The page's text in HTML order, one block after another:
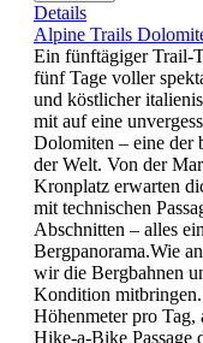
Details
Alpine Trails
Ein fünftägiger Trail-
fünf Tage voller
und köstlicher
mit auf eine
Dolomiten – eine der
der Welt. Von der
Kronplatz erwarten
mit technischen
Abschnitten – alles
Bergpanorama.Wie
wir die Bergbahnen
Kondition
Höhenmeter pro Tag,
Hike-a-Bike Passage